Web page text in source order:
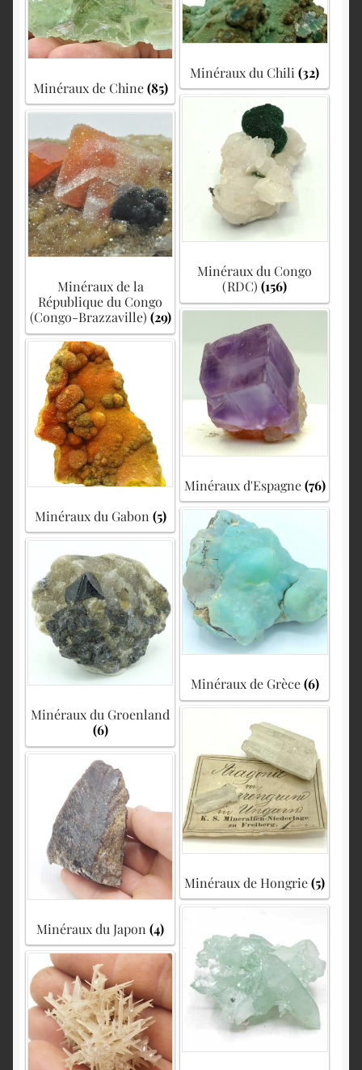
Minéraux du Chili(32)
Minéraux de Chine(85)
Minéraux du Congo
(RDC)(156)
Minéraux de la
République du Congo
(Congo-Brazzaville) (29)
Minéraux d'Espagne(76)
Minéraux du Gabon (5)
Minéraux de Grèce(6)
Minéraux du Groenland
(6)
Minéraux de Hongrie(5)
Minéraux du Japon(4)